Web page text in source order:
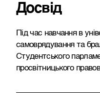
Досвід
Під час навчання в
самоврядування та
Студентського
просвітницького